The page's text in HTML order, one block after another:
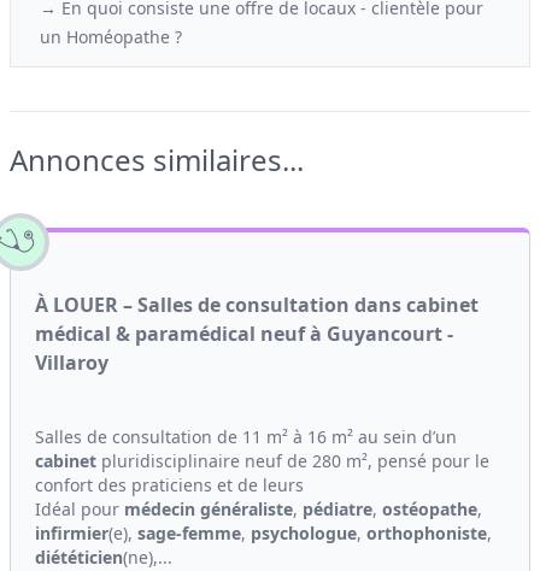
→ En quoi consiste une offre de locaux - clientèle pour
un Homéopathe ?
Annonces similaires...
À LOUER – Salles de consultation dans cabinet
médical & paramédical neuf à Guyancourt -
Villaroy
Salles de consultation de 11 m² à 16 m² au sein d’un
cabinet pluridisciplinaire neuf de 280 m², pensé pour le
confort des praticiens et de leurs
Idéal pour médecin généraliste, pédiatre, ostéopathe,
infirmier(e), sage-femme, psychologue, orthophoniste,
diététicien(ne),...